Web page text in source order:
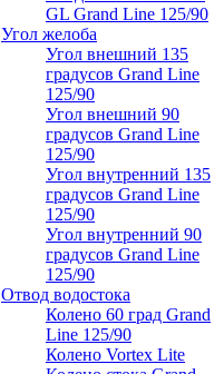
GL Grand Line 125/90
Угол желоба
Угол внешний 135
градусов Grand Line
125/90
Угол внешний 90
градусов Grand Line
125/90
Угол внутренний 135
градусов Grand Line
125/90
Угол внутренний 90
градусов Grand Line
125/90
Отвод водостока
Колено 60 град Grand
Line 125/90
Колено Vortex Lite